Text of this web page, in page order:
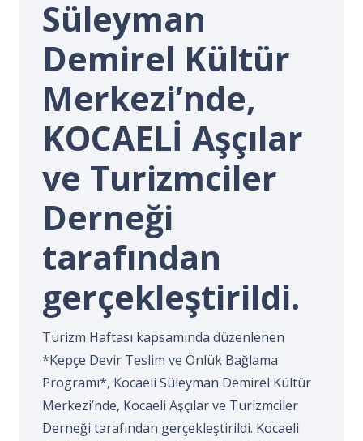
Süleyman
Demirel Kültür
Merkezi’nde,
KOCAELİ Aşçılar
ve Turizmciler
Derneği
tarafından
gerçekleştirildi.
Turizm Haftası kapsamında düzenlenen
*Kepçe Devir Teslim ve Önlük Bağlama
Programı*, Kocaeli Süleyman Demirel Kültür
Merkezi’nde, Kocaeli Aşçılar ve Turizmciler
Derneği tarafından gerçekleştirildi. Kocaeli